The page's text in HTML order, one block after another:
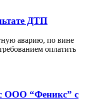
ДТП
аварию, по вине
оплатить
ООО “Феникс” с